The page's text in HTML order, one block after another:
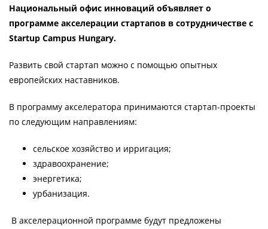
Национальный офис инноваций объявляет о
программе акселерации стартапов в сотрудничестве с
Startup Campus Hungary.
Развить свой стартап можно с помощью опытных
европейских наставников.
В программу акселератора принимаются стартап-проекты
по следующим направлениям:
сельское хозяйство и ирригация;
здравоохранение;
энергетика;
урбанизация.
В акселерационной программе будут предложены